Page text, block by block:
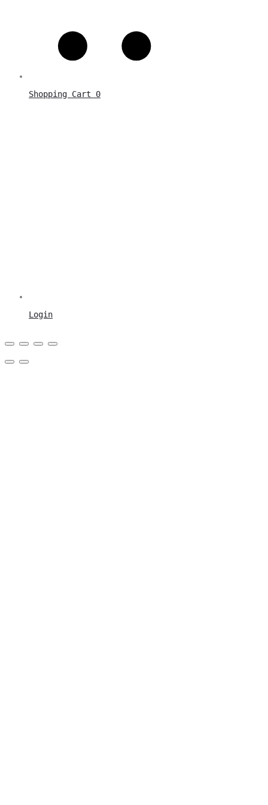
Shopping Cart 0
Login